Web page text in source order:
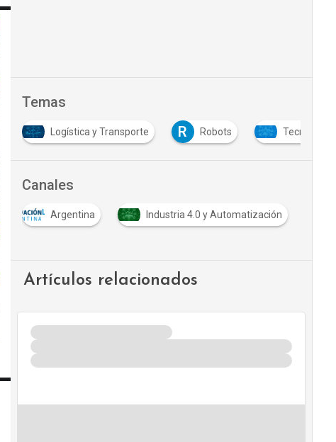
Temas
Logística y Transporte R Robots Tecnología
Canales
Argentina Industria 4.0 y Automatización
Artículos relacionados